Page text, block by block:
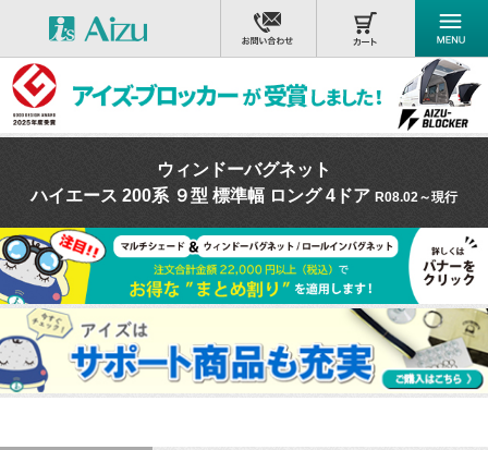
ウィンドーバグネット
ハイエース 200系 ９型 標準幅 ロング 4ドア R08.02～現行